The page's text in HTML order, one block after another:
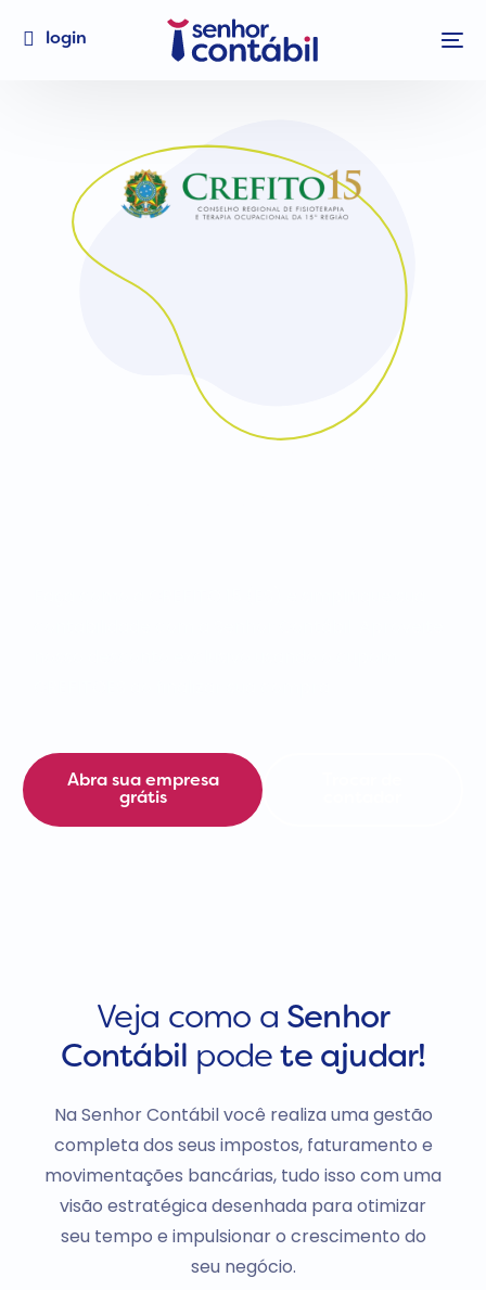
login
Abra sua empresa
grátis
Veja como a Senhor
Contábil podete ajudar!
Na Senhor Contábil você realiza uma gestão
completa dos seus impostos, faturamento e
movimentações bancárias, tudo isso com uma
visão estratégica desenhada para otimizar
seu tempo e impulsionar o crescimento do
seu negócio.